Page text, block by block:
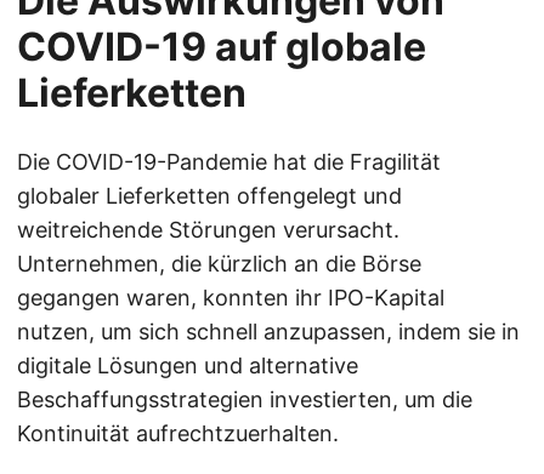
COVID-19 auf globale
Lieferketten
Die COVID-19-Pandemie hat die Fragilität
globaler Lieferketten offengelegt und
weitreichende Störungen verursacht.
Unternehmen, die kürzlich an die Börse
gegangen waren, konnten ihr IPO-Kapital
nutzen, um sich schnell anzupassen, indem sie in
digitale Lösungen und alternative
Beschaffungsstrategien investierten, um die
Kontinuität aufrechtzuerhalten.